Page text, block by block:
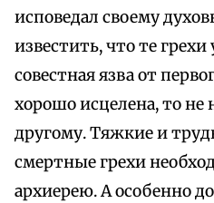
исповедал своему
известить, что те
совестная язва от
хорошо исцелена, то не
другому. Тяжкие и
смертные грехи
архиерею. А особенно